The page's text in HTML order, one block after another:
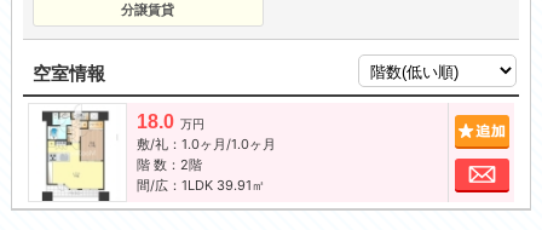
分譲賃貸
空室情報
18.0 万円
敷/礼：1.0ヶ月/1.0ヶ月
階 数：2階
間/広：1LDK 39.91㎡
お